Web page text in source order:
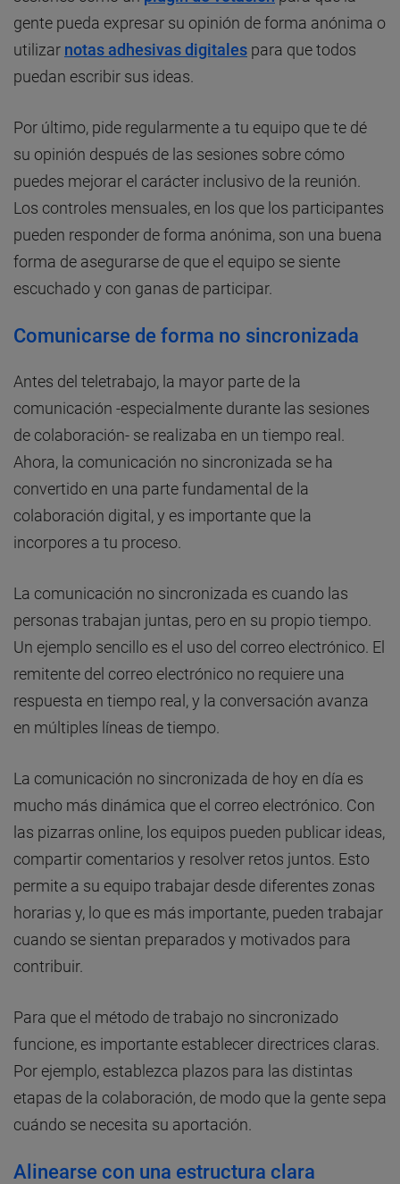
gente pueda expresar su opinión de forma anónima o
utilizar notas adhesivas digitales para que todos
puedan escribir sus ideas.
Por último, pide regularmente a tu equipo que te dé
su opinión después de las sesiones sobre cómo
puedes mejorar el carácter inclusivo de la reunión.
Los controles mensuales, en los que los participantes
pueden responder de forma anónima, son una buena
forma de asegurarse de que el equipo se siente
escuchado y con ganas de participar.
Comunicarse de forma no sincronizada
Antes del teletrabajo, la mayor parte de la
comunicación -especialmente durante las sesiones
de colaboración- se realizaba en un tiempo real.
Ahora, la comunicación no sincronizada se ha
convertido en una parte fundamental de la
colaboración digital, y es importante que la
incorpores a tu proceso.
La comunicación no sincronizada es cuando las
personas trabajan juntas, pero en su propio tiempo.
Un ejemplo sencillo es el uso del correo electrónico. El
remitente del correo electrónico no requiere una
respuesta en tiempo real, y la conversación avanza
en múltiples líneas de tiempo.
La comunicación no sincronizada de hoy en día es
mucho más dinámica que el correo electrónico. Con
las pizarras online, los equipos pueden publicar ideas,
compartir comentarios y resolver retos juntos. Esto
permite a su equipo trabajar desde diferentes zonas
horarias y, lo que es más importante, pueden trabajar
cuando se sientan preparados y motivados para
contribuir.
Para que el método de trabajo no sincronizado
funcione, es importante establecer directrices claras.
Por ejemplo, establezca plazos para las distintas
etapas de la colaboración, de modo que la gente sepa
cuándo se necesita su aportación.
Alinearse con una estructura clara